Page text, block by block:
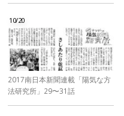
10/20
2017南日本新聞連載「陽気な方
法研究所」29〜31話